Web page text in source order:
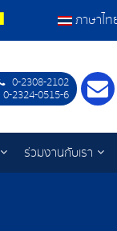
ภาษาไท
0-2308-2102
0-2324-0515-6
ร่วมงานกับเรา